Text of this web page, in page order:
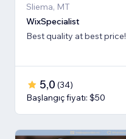
Sliema, MT
WixSpecialist
Best quality at best price!
5,0 (34)
Başlangıç fiyatı: $50